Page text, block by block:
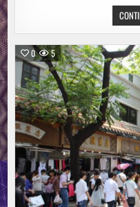
0 5